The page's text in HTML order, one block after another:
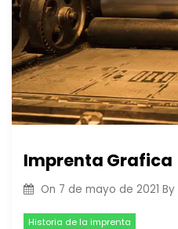
Imprenta Grafica
On 7 de mayo de 2021 By
Historia de la imprenta